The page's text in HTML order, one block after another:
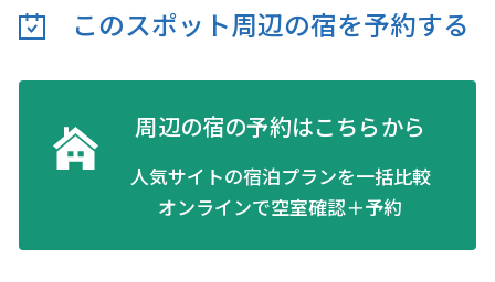
このスポット周辺の宿を予約する
周辺の宿の予約はこちらから
人気サイトの宿泊プランを一括比較
オンラインで空室確認＋予約